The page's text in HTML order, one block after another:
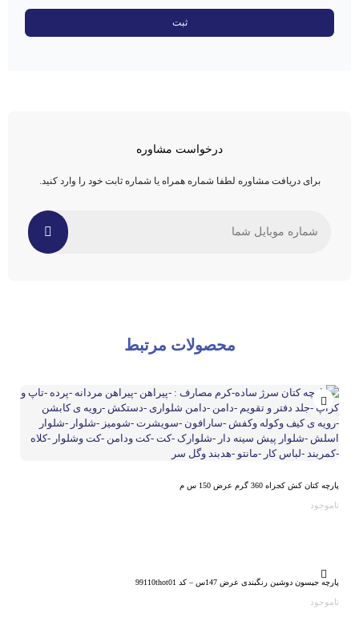
درخواست مشاوره
برای دریافت مشاوره لطفا شماره همراه یا شماره ثابت خود را وارد کنید.
محصولات مرتبط
پارچه کتان کش کجراه 360 گرم عرض 150 س م
ناموجود
پارچه جیسون دوشین رنگبندی عرض 147س – کد 99110thot01
ناموجود